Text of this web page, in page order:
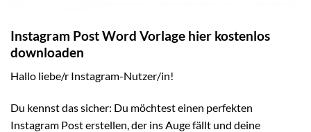
Instagram Post Word Vorlage hier kostenlos
downloaden
Hallo liebe/r Instagram-Nutzer/in!
Du kennst das sicher: Du möchtest einen perfekten
Instagram Post erstellen, der ins Auge fällt und deine